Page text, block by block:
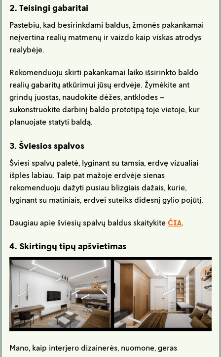
2. Teisingi gabaritai
Pastebiu, kad besirinkdami baldus, žmonės pakankamai
neįvertina realių matmenų ir vaizdo kaip viskas atrodys
realybėje.
Rekomenduoju skirti pakankamai laiko išsirinkto baldo
realių gabaritų atkūrimui jūsų erdvėje. Žymėkite ant
grindų juostas, naudokite dėžes, antklodes –
sukonstruokite darbinį baldo prototipą toje vietoje, kur
planuojate statyti baldą.
3. Šviesios spalvos
Šviesi spalvų paletė, lyginant su tamsia, erdvę vizualiai
išplės labiau. Taip pat mažoje erdvėje sienas
rekomenduoju dažyti pusiau blizgiais dažais, kurie,
lyginant su matiniais, erdvei suteiks didesnį gylio pojūtį.
Daugiau apie šviesių spalvų baldus skaitykiteČIA.
4. Skirtingų tipų apšvietimas
Mano, kaip interjero dizainerės, nuomone, geras